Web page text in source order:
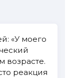
«У моего
возрасте.
реакция